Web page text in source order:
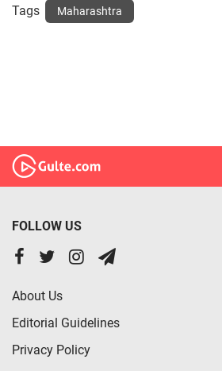
Tags Maharashtra
FOLLOW US
About Us
Editorial Guidelines
Privacy Policy